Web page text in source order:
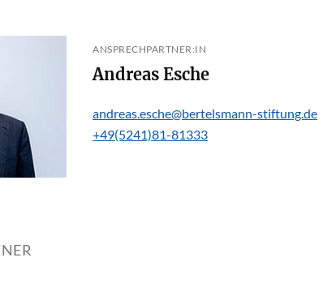
ANSPRECHPARTNER:IN
Andreas Esche
andreas.esche@bertelsmann-stiftung.de
+49(5241)81-81333